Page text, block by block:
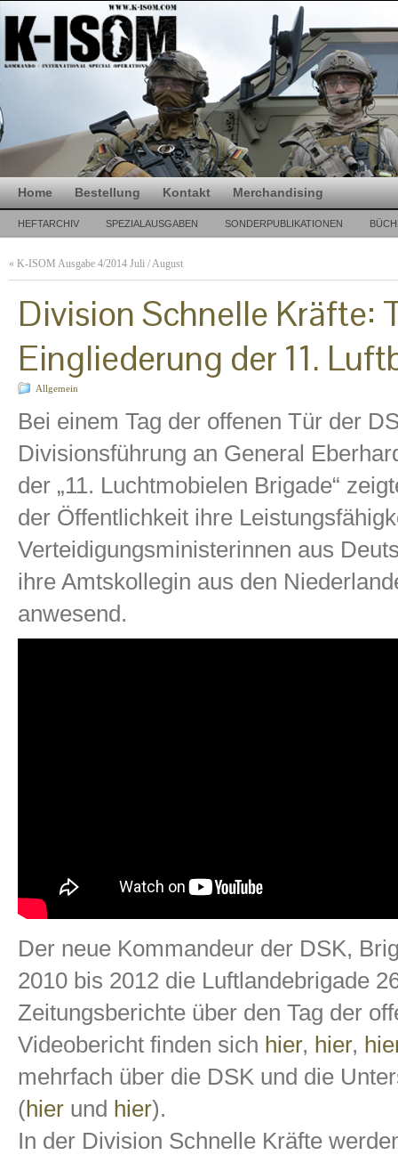
Home Bestellung Kontakt Merchandising
HEFTARCHIV SPEZIALAUSGABEN SONDERPUBLIKATIONEN
« K-ISOM Ausgabe 4/2014 Juli / August
Division Schnelle Kräfte:
Eingliederung der 11.
Allgemein
Bei einem Tag der offenen Tür der
Divisionsführung an General
der „11. Luchtmobielen Brigade“
der Öffentlichkeit ihre
Verteidigungsministerinnen aus
ihre Amtskollegin aus den
anwesend.
Der neue Kommandeur der DSK,
2010 bis 2012 die Luftlandebrigade
Zeitungsberichte über den Tag der
Videobericht finden sich hier, hier,
mehrfach über die DSK und die
(hier und hier).
In der Division Schnelle Kräfte